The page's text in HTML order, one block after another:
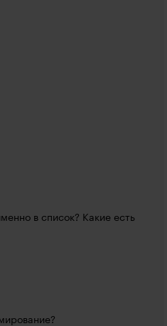
в список? Какие есть